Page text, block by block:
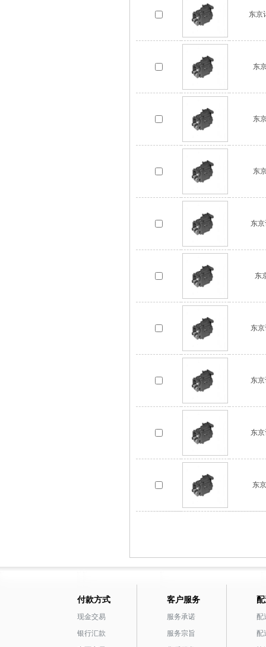
东京
东
东
东
东
东
东
东
东
东
付款方式
现金交易
银行汇款
客户服务
服务承诺
服务宗旨
配
配